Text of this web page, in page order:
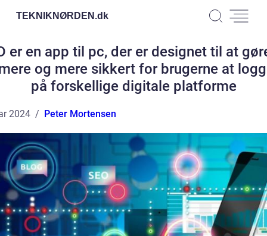
TEKNIKNØRDEN.dk
er en app til pc, der er designet til at
og mere sikkert for brugerne at
på forskellige digitale platforme
2024 Peter Mortensen